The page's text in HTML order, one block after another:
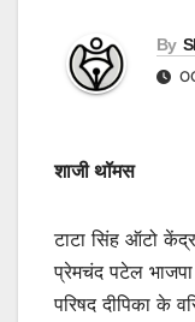
By
शाजी थॉमस
टाटा सिंह ऑटो
प्रेमचंद पटेल भाजपा
परिषद दीपिका के